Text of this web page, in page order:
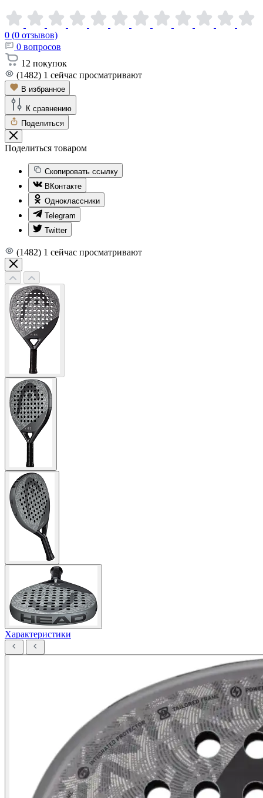
0 (0 отзывов)
0 вопросов
12 покупок
(1482) 1 сейчас просматривают
В избранное
К сравнению
Поделиться
Поделиться товаром
Скопировать ссылку
ВКонтакте
Одноклассники
Telegram
Twitter
(1482) 1 сейчас просматривают
Характеристики